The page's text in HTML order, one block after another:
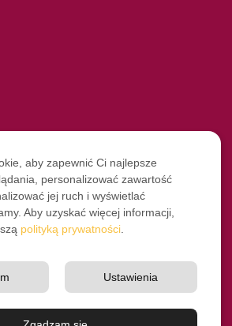
© Pro-Fryz.pl 2021-2026
aby zapewnić Ci najlepsze
personalizować zawartość
jej ruch i wyświetlać
Aby uzyskać więcej informacji,
polityką prywatności
Ustawienia